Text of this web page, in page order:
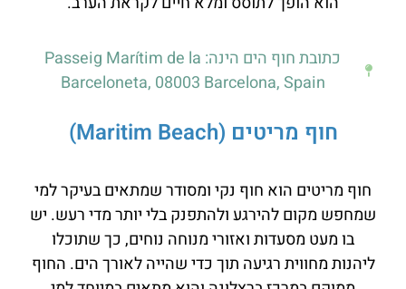
כתובת חוף הים הינה: Passeig Marítim de la
Barceloneta, 08003 Barcelona, Spain
חוף מריטים (Maritim Beach)
חוף מריטים הוא חוף נקי ומסודר שמתאים בעיקר למי
שמחפש מקום להירגע ולהתפנק בלי יותר מדי רעש. יש
בו מעט מסעדות ואזורי מנוחה נוחים, כך שתוכלו
ליהנות מחווית רגיעה תוך כדי שהייה לאורך הים. החוף